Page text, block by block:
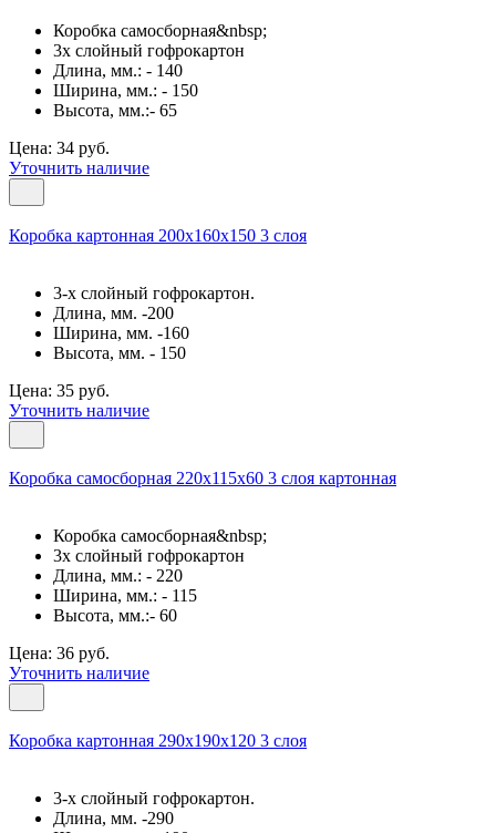
Коробка самосборная&nbsp;
3х слойный гофрокартон
Длина, мм.: - 140
Ширина, мм.: - 150
Высота, мм.:- 65
Цена: 34 руб.
Уточнить наличие
Коробка картонная 200х160х150 3 слоя
3-х слойный гофрокартон.
Длина, мм. -200
Ширина, мм. -160
Высота, мм. - 150
Цена: 35 руб.
Уточнить наличие
Коробка самосборная 220х115х60 3 слоя картонная
Коробка самосборная&nbsp;
3х слойный гофрокартон
Длина, мм.: - 220
Ширина, мм.: - 115
Высота, мм.:- 60
Цена: 36 руб.
Уточнить наличие
Коробка картонная 290х190х120 3 слоя
3-х слойный гофрокартон.
Длина, мм. -290